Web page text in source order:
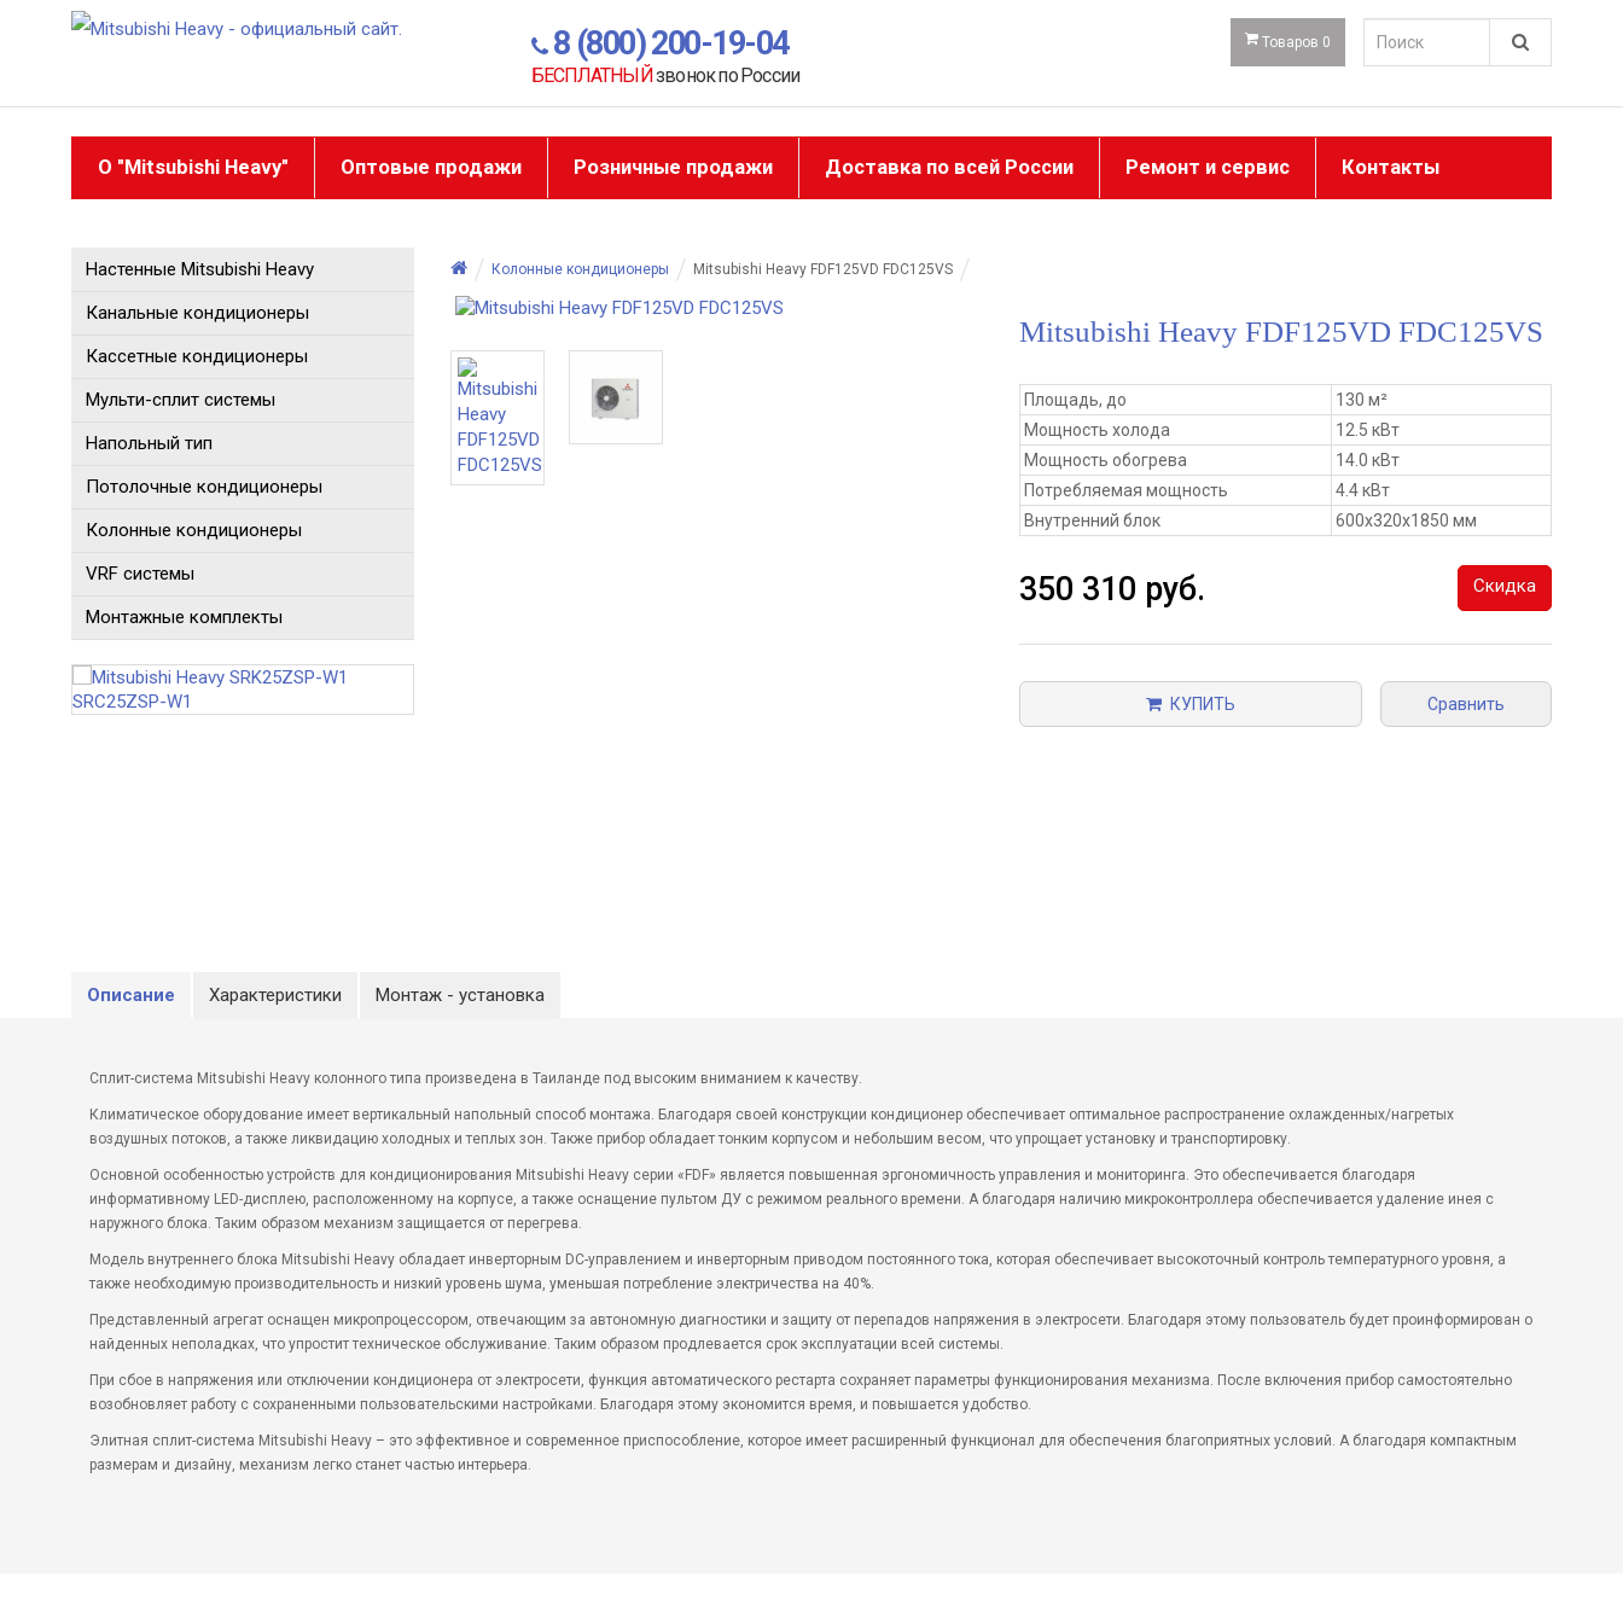
8 (800) 200-19-04
БЕСПЛАТНЫЙзвонок по России
Товаров 0
О "Mitsubishi Heavy" Оптовые продажи Розничные продажи Доставка по всей России Ремонт и сервис Контакты
Настенные Mitsubishi Heavy
Канальные кондиционеры
Кассетные кондиционеры
Мульти-сплит системы
Напольный тип
Потолочные кондиционеры
Колонные кондиционеры
VRF системы
Монтажные комплекты
Колонные кондиционеры Mitsubishi Heavy FDF125VD FDC125VS
Mitsubishi Heavy FDF125VD FDC125VS
Площадь, до
130 м²
Мощность холода
12.5 кВт
Мощность обогрева
14.0 кВт
Потребляемая мощность
4.4 кВт
Внутренний блок
600x320x1850 мм
350 310 руб. Скидка
КУПИТЬ Сравнить
Описание Характеристики Монтаж - установка
Сплит-система Mitsubishi Heavy колонного типа произведена в Таиланде под высоким вниманием к качеству.
Климатическое оборудование имеет вертикальный напольный способ монтажа. Благодаря своей конструкции кондиционер обеспечивает оптимальное распространение охлажденных/нагретых
воздушных потоков, а также ликвидацию холодных и теплых зон. Также прибор обладает тонким корпусом и небольшим весом, что упрощает установку и транспортировку.
Основной особенностью устройств для кондиционирования Mitsubishi Heavy серии «FDF» является повышенная эргономичность управления и мониторинга. Это обеспечивается благодаря
информативному LED-дисплею, расположенному на корпусе, а также оснащение пультом ДУ с режимом реального времени. А благодаря наличию микроконтроллера обеспечивается удаление инея с
наружного блока. Таким образом механизм защищается от перегрева.
Модель внутреннего блока Mitsubishi Heavy обладает инверторным DC-управлением и инверторным приводом постоянного тока, которая обеспечивает высокоточный контроль температурного уровня, а
также необходимую производительность и низкий уровень шума, уменьшая потребление электричества на 40%.
Представленный агрегат оснащен микропроцессором, отвечающим за автономную диагностики и защиту от перепадов напряжения в электросети. Благодаря этому пользователь будет проинформирован о
найденных неполадках, что упростит техническое обслуживание. Таким образом продлевается срок эксплуатации всей системы.
При сбое в напряжения или отключении кондиционера от электросети, функция автоматического рестарта сохраняет параметры функционирования механизма. После включения прибор самостоятельно
возобновляет работу с сохраненными пользовательскими настройками. Благодаря этому экономится время, и повышается удобство.
Элитная сплит-система Mitsubishi Heavy – это эффективное и современное приспособление, которое имеет расширенный функционал для обеспечения благоприятных условий. А благодаря компактным
размерам и дизайну, механизм легко станет частью интерьера.